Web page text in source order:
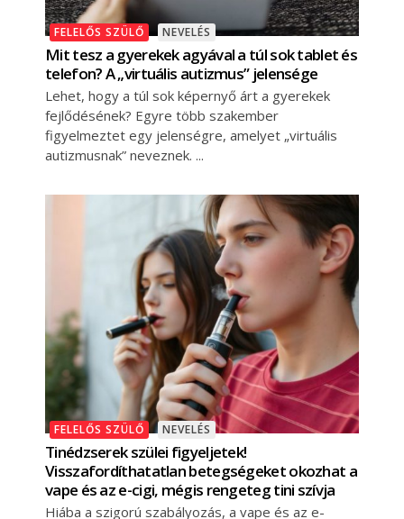
FELELŐS SZÜLŐ NEVELÉS
Mit tesz a gyerekek agyával a túl sok tablet és
telefon? A „virtuális autizmus” jelensége
Lehet, hogy a túl sok képernyő árt a gyerekek
fejlődésének? Egyre több szakember
figyelmeztet egy jelenségre, amelyet „virtuális
autizmusnak” neveznek.
FELELŐS SZÜLŐ NEVELÉS
Tinédzserek szülei figyeljetek!
Visszafordíthatatlan betegségeket okozhat a
vape és az e-cigi, mégis rengeteg tini szívja
Hiába a szigorú szabályozás, a vape és az e-